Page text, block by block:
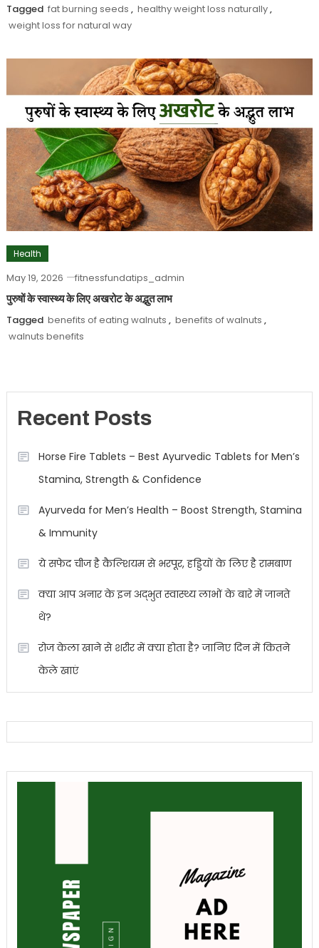
Tagged fat burning seeds , healthy weight loss naturally,
weight loss for natural way
Health
May 19, 2026 fitnessfundatips_admin
पुरुषों के स्वास्थ्य के लिए अखरोट के अद्भुत लाभ
Tagged benefits of eating walnuts , benefits of walnuts ,
walnuts benefits
Recent Posts
Horse Fire Tablets – Best Ayurvedic Tablets for Men’s
Stamina, Strength & Confidence
Ayurveda for Men’s Health – Boost Strength, Stamina
& Immunity
ये सफेद चीज है कैल्शियम से भरपूर, हड्डियों के लिए है रामबाण
क्या आप अनार के इन अद्भुत स्वास्थ्य लाभों के बारे में जानते
थे?
रोज केला खाने से शरीर में क्या होता है? जानिए दिन में कितने
केले खाएं